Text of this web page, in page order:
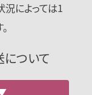
況によっては1
ついて